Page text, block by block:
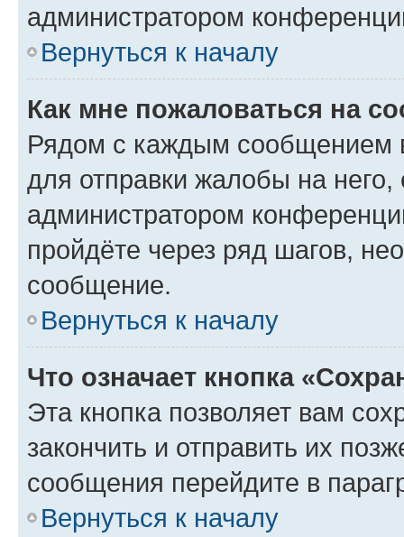
администратором
Вернуться к началу
Как мне пожаловаться на
Рядом с каждым сообщением
для отправки жалобы на
администратором
пройдёте через ряд шагов,
сообщение.
Вернуться к началу
Что означает кнопка
Эта кнопка позволяет вам
закончить и отправить их
сообщения перейдите в
Вернуться к началу